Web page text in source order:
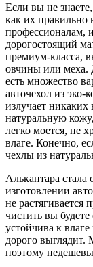
Если вы не
как их правильно
профессионалам,
дорогостоящий
премиум-класса,
овчины или меха.
есть множество
авточехол из эко-
излучает
натуральную
легко моется, не
влаге. Конечно,
чехлы из
Алькантара
изготовлении
не растягивается
чистить вы
устойчива к
дорого выглядит.
поэтому